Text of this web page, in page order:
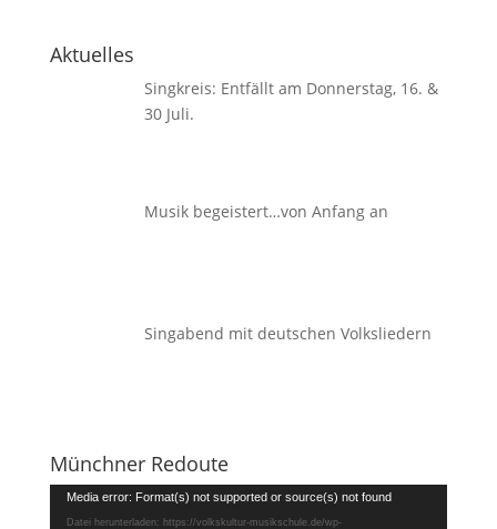
Aktuelles
Singkreis: Entfällt am Donnerstag, 16. &
30 Juli.
Musik begeistert…von Anfang an
Singabend mit deutschen Volksliedern
Münchner Redoute
Video-
Player
Media error: Format(s) not supported or source(s) not found
Datei herunterladen: https://volkskultur-musikschule.de/wp-